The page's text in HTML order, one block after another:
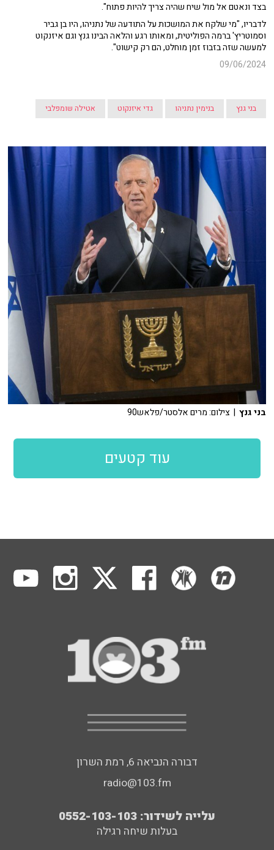
בצד ונאטם אל מול שיח שהיה צריך להיות פתוח".
לדבריו, "מי שלקח את המושכות על התודעה של נתניהו, היו בן גביר
וסמוטריץ' ברמה הפוליטית, ומאותו רגע והלאה הבינו גנץ וגם איזנקוט
למעשה שזה בזבוז זמן מוחלט, הם רק קישוט".
09/06/2024
בני גנץ בנימין נתניהו גדי איזנקוט אטילה שומפלבי
בני גנץ | צילום: מרים אלסטר/פלאש90
עוד קטעים
דבורה הנביאה 6, רמת השרון
radio@103.fm
עלייה לשידור: 0552-103-103
בעלות שיחה רגילה